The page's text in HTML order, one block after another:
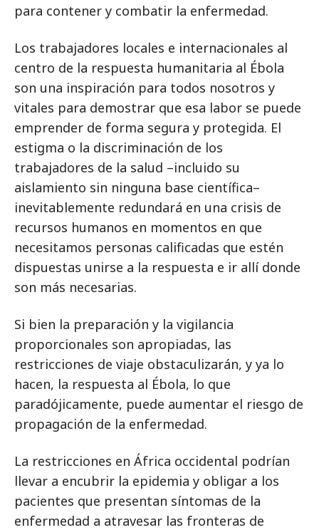
para contener y combatir la enfermedad.
Los trabajadores locales e internacionales al
centro de la respuesta humanitaria al Ébola
son una inspiración para todos nosotros y
vitales para demostrar que esa labor se puede
emprender de forma segura y protegida. El
estigma o la discriminación de los
trabajadores de la salud –incluido su
aislamiento sin ninguna base científica–
inevitablemente redundará en una crisis de
recursos humanos en momentos en que
necesitamos personas calificadas que estén
dispuestas unirse a la respuesta e ir allí donde
son más necesarias.
Si bien la preparación y la vigilancia
proporcionales son apropiadas, las
restricciones de viaje obstaculizarán, y ya lo
hacen, la respuesta al Ébola, lo que
paradójicamente, puede aumentar el riesgo de
propagación de la enfermedad.
La restricciones en África occidental podrían
llevar a encubrir la epidemia y obligar a los
pacientes que presentan síntomas de la
enfermedad a atravesar las fronteras de